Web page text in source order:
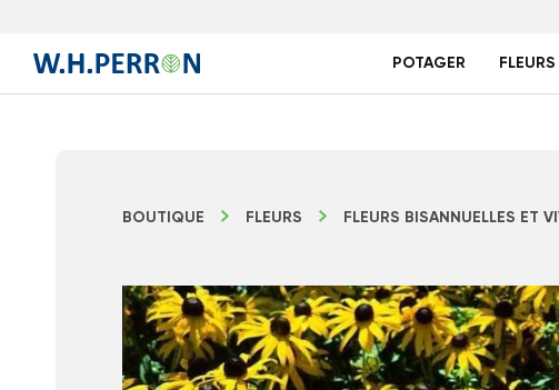
POTAGER FLEURS
BOUTIQUE FLEURS FLEURS BISANNUELLES ET